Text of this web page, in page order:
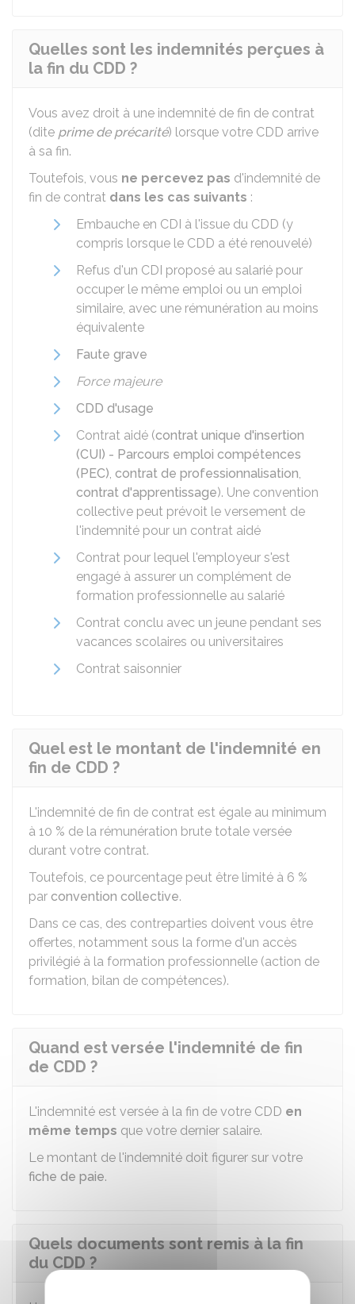
Quelles sont les indemnités perçues à
la fin du CDD ?
Vous avez droit à une indemnité de fin de contrat
(dite prime de précarité) lorsque votre CDD arrive
à sa fin.
Toutefois, vous ne percevez pas d'indemnité de
fin de contrat dans les cas suivants :
Embauche en CDI à l'issue du CDD (y
compris lorsque le CDD a été renouvelé)
Refus d'un CDI proposé au salarié pour
occuper le même emploi ou un emploi
similaire, avec une rémunération au moins
équivalente
Faute grave
Force majeure
CDD d'usage
Contrat aidé (contrat unique d'insertion
(CUI) - Parcours emploi compétences
(PEC), contrat de professionnalisation,
contrat d'apprentissage). Une convention
collective peut prévoit le versement de
l'indemnité pour un contrat aidé
Contrat pour lequel l'employeur s'est
engagé à assurer un complément de
formation professionnelle au salarié
Contrat conclu avec un jeune pendant ses
vacances scolaires ou universitaires
Contrat saisonnier
Quel est le montant de l'indemnité en
fin de CDD ?
L'indemnité de fin de contrat est égale au minimum
à 10 % de la rémunération brute totale versée
durant votre contrat.
Toutefois, ce pourcentage peut être limité à 6 %
par convention collective.
Dans ce cas, des contreparties doivent vous être
offertes, notamment sous la forme d'un accès
privilégié à la formation professionnelle (action de
formation, bilan de compétences).
Quand est versée l'indemnité de fin
de CDD ?
L'indemnité est versée à la fin de votre CDD en
même temps que votre dernier salaire.
Le montant de l'indemnité doit figurer sur votre
fiche de paie.
Quels documents sont remis à la fin
du CDD ?